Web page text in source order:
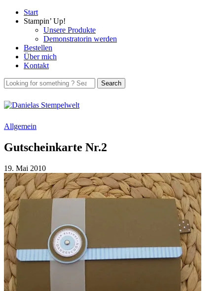
Start
Stampin’ Up!
Unsere Produkte
Demonstratorin werden
Bestellen
Über mich
Kontakt
Allgemein
Gutscheinkarte Nr.2
19. Mai 2010